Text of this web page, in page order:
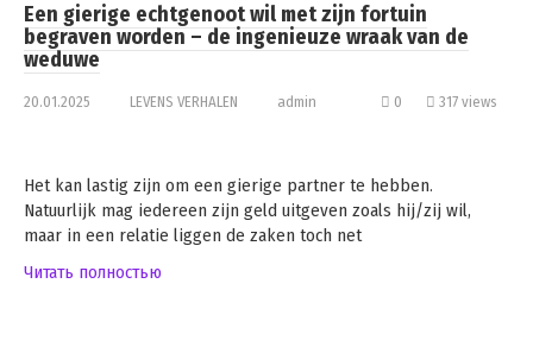
Een gierige echtgenoot wil met zijn fortuin
begraven worden – de ingenieuze wraak van de
weduwe
20.01.2025 LEVENS VERHALEN admin 0 317 views
Het kan lastig zijn om een ​​gierige partner te hebben.
Natuurlijk mag iedereen zijn geld uitgeven zoals hij/zij wil,
maar in een relatie liggen de zaken toch net
Читать полностью